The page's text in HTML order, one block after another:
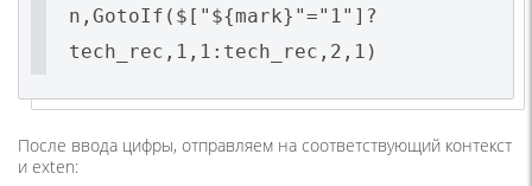
n,GotoIf($["${mark}"="1"]?
tech_rec,1,1:tech_rec,2,1)
После ввода цифры, отправляем на соответствующий контекст
и exten: